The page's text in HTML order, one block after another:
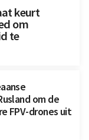
keurt
om
te
om de
FPV-drones uit